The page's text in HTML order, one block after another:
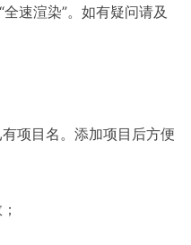
速渲染”。如有疑问请及
项目名。添加项目后方便